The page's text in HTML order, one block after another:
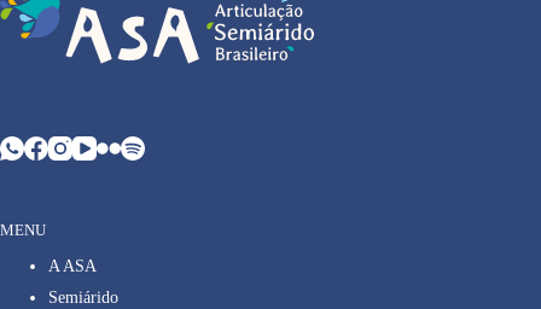
MENU
A ASA
Semiárido